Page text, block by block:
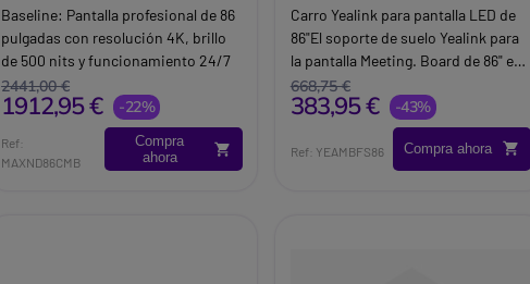
86''
Baseline: Pantalla profesional de 86
pulgadas con resolución 4K, brillo
de 500 nits y funcionamiento 24/7
para comunicación visual y salas de
reunión.
MAXHUB
2441,00 €
1912,95 € -22%
Ref:
MAXND86CMB
Compra
ahora
MeetingBoard de 86''
Carro Yealink para pantalla LED de
86"El soporte de suelo Yealink para
la pantalla Meeting. Board de 86" es
un soporte elegante y
contemporáneo creado para ofrecer
una plataforma sólida y segura para
las pantallas de su sala de
668,75 €
383,95 € -43%
Ref: YEAMBFS86 Compra ahora